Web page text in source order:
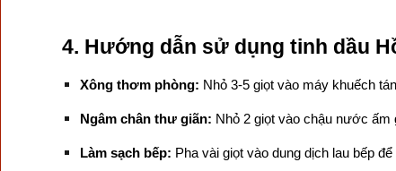
4. Hướng dẫn sử dụng tinh dầu
Xông thơm phòng: Nhỏ 3-5 giọt vào máy khuếch
Ngâm chân thư giãn: Nhỏ 2 giọt vào chậu nước
Làm sạch bếp: Pha vài giọt vào dung dịch lau bếp